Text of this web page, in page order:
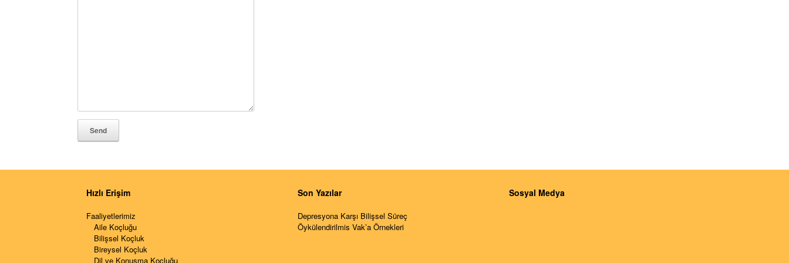
Hızlı Erişim
Faaliyetlerimiz
Aile Koçluğu
Bilişsel Koçluk
Bireysel Koçluk
Dil ve Konuşma Koçluğu
Son Yazılar
Depresyona Karşı Bilişsel Süreç
Öykülendirilmis Vak’a Örnekleri
Sosyal Medya